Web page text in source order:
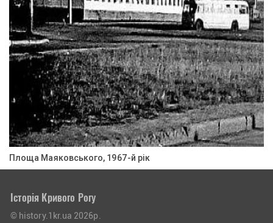
Площа Маяковського, 1967-й рік
Історія Кривого Рогу
© history.1kr.ua 2026р.